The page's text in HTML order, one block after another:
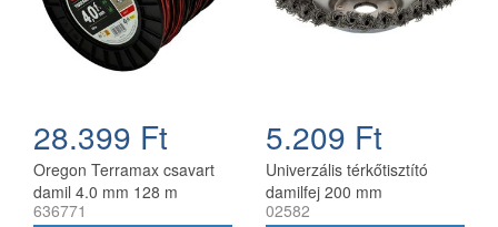
28.399 Ft
Oregon Terramax csavart
damil 4.0 mm 128 m
636771
5.209 Ft
Univerzális térkőtisztító
damilfej 200 mm
utángyártott, 25 mm belső
02582